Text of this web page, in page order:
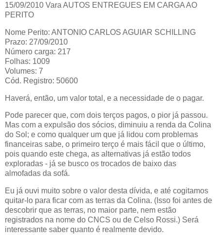
15/09/2010 Vara AUTOS ENTREGUES EM CARGA AO
PERITO
Nome Perito: ANTONIO CARLOS AGUIAR SCHILLING
Prazo: 27/09/2010
Número carga: 217
Folhas: 1009
Volumes: 7
Cód. Registro: 50600
Haverá, então, um valor total, e a necessidade de o pagar.
Pode parecer que, com dois terços pagos, o pior já passou.
Mas com a expulsão dos sócios, diminuiu a renda da Colina
do Sol; e como qualquer um que já lidou com problemas
financeiras sabe, o primeiro terço é mais fácil que o último,
pois quando este chega, as alternativas já estão todos
exploradas - já se busco os trocados de baixo das
almofadas da sofá.
Eu já ouvi muito sobre o valor desta dívida, e até cogitamos
quitar-lo para ficar com as terras da Colina. (Isso foi antes de
descobrir que as terras, no maior parte, nem estão
registrados na nome do CNCS ou de Celso Rossi.) Será
interessante saber quanto é realmente devido.